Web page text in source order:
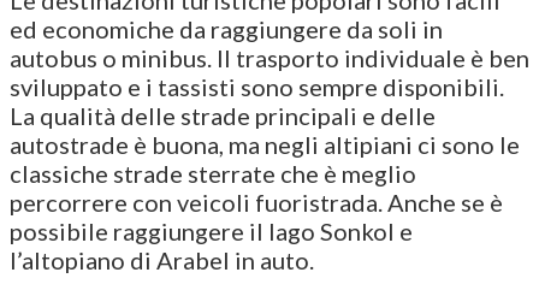
ed economiche da raggiungere da soli in
autobus o minibus. Il trasporto individuale è ben
sviluppato e i tassisti sono sempre disponibili.
La qualità delle strade principali e delle
autostrade è buona, ma negli altipiani ci sono le
classiche strade sterrate che è meglio
percorrere con veicoli fuoristrada. Anche se è
possibile raggiungere il lago Sonkol e
l’altopiano di Arabel in auto.